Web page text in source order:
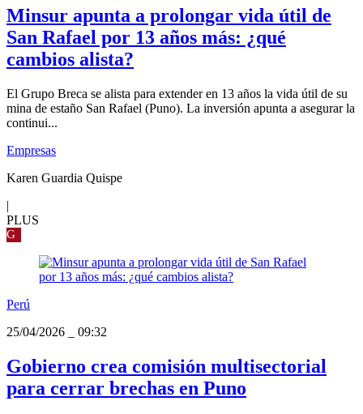
Minsur apunta a prolongar vida útil de
San Rafael por 13 años más: ¿qué
cambios alista?
El Grupo Breca se alista para extender en 13 años la vida útil de su
mina de estaño San Rafael (Puno). La inversión apunta a asegurar la
continui...
Empresas
Karen Guardia Quispe
|
PLUS
G
Perú
25/04/2026
09:32
Gobierno crea comisión multisectorial
para cerrar brechas en Puno